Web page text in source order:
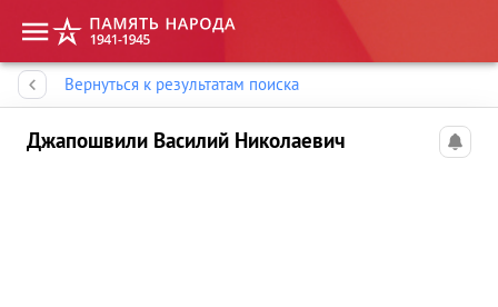
Вернуться к результатам поиска
Джапошвили Василий Николаевич
Память народа